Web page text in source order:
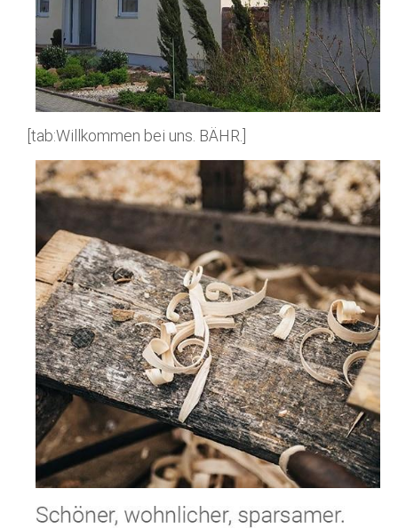
[tab:Willkommen bei uns. BÄHR.]